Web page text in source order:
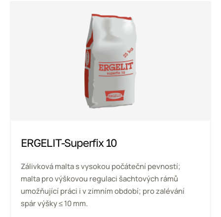
ERGELIT-Superfix 10
Zálivková malta s vysokou počáteční pevností;
malta pro výškovou regulaci šachtových rámů
umožňující práci i v zimním období; pro zalévání
spár výšky ≤ 10 mm.